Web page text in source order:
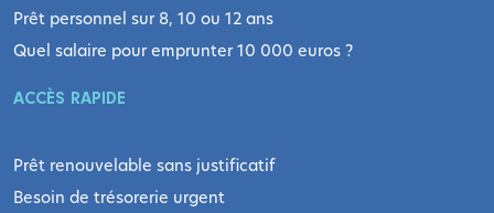
Prêt personnel sur 8, 10 ou 12 ans
Quel salaire pour emprunter 10 000 euros ?
ACCÈS RAPIDE
Prêt renouvelable sans justificatif
Besoin de trésorerie urgent